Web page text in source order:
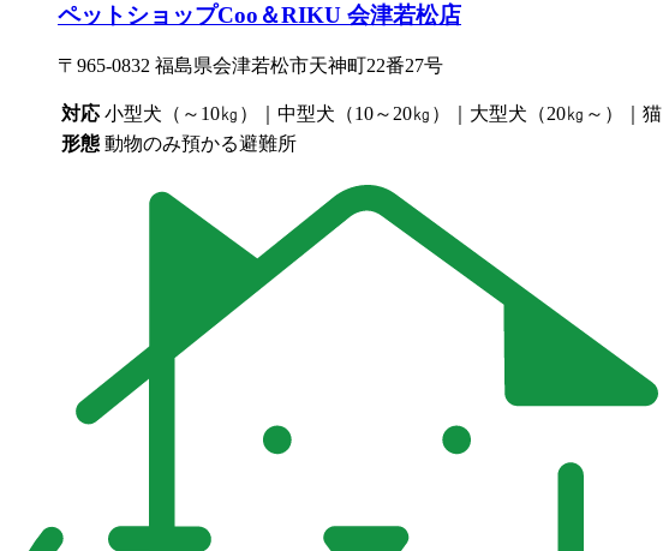
ペットショップCoo＆RIKU 会津若松店
〒965-0832 福島県会津若松市天神町22番27号
対応 小型犬（～10㎏）｜中型犬（10～20㎏）｜大型犬（20㎏～）｜猫
形態 動物のみ預かる避難所